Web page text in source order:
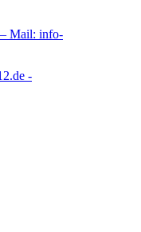
– Mail: info-
-